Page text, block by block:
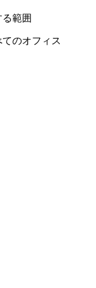
範囲
のオフィス